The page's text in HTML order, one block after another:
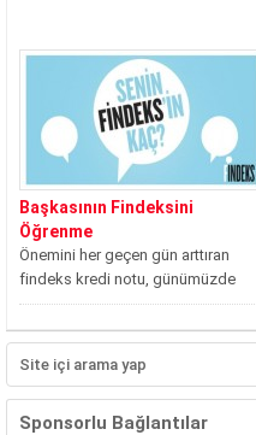
Başkasının Findeksini
Öğrenme
Önemini her geçen gün arttıran
findeks kredi notu, günümüzde
bankalar haricinde ticari işletmeler
tarafından da...
Sponsorlu Bağlantılar